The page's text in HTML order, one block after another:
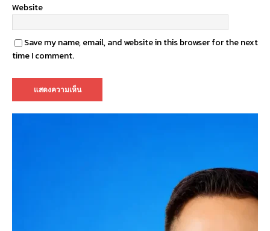
Website
Save my name, email, and website in this browser for the next
time I comment.